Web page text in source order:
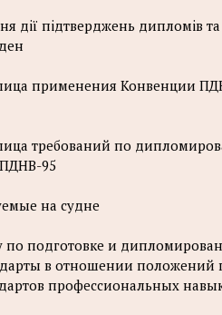
дiї пiдтверджень дипломiв та
применения Конвенции
требований по
95
на судне
по подготовке и
в отношении
профессиональных